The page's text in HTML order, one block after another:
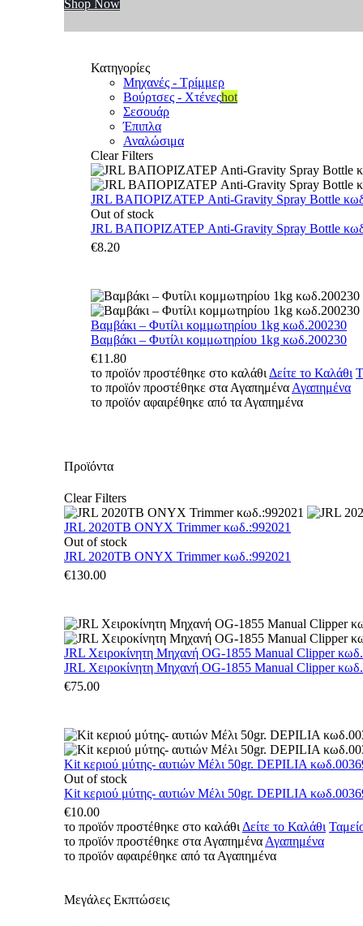
Shop Now
Κατηγορίες
Μηχανές - Τρίμμερ
Βούρτσες - Χτένεςhot
Σεσουάρ
Έπιπλα
Αναλώσιμα
Clear Filters
JRL ΒΑΠΟΡΙΖΑΤΕΡ Anti-Gravity Spray Bottle
Out of stock
JRL ΒΑΠΟΡΙΖΑΤΕΡ Anti-Gravity Spray Bottle
€8.20
Βαμβάκι – Φυτίλι κομμωτηρίου 1kg κωδ.200230
Βαμβάκι – Φυτίλι κομμωτηρίου 1kg κωδ.200230
€11.80
το προϊόν προστέθηκε στο καλάθι Δείτε το Καλάθι
το προϊόν προστέθηκε στα Αγαπημένα Αγαπημένα
το προϊόν αφαιρέθηκε από τα Αγαπημένα
Προϊόντα
Clear Filters
JRL 2020TB ONYX Trimmer κωδ.:992021
Out of stock
JRL 2020TB ONYX Trimmer κωδ.:992021
€130.00
JRL Χειροκίνητη Μηχανή OG-1855 Manual Clipper
JRL Χειροκίνητη Μηχανή OG-1855 Manual Clipper
€75.00
Kit κεριού μύτης- αυτιών Μέλι 50gr. DEPILIA
Out of stock
Kit κεριού μύτης- αυτιών Μέλι 50gr. DEPILIA
€10.00
το προϊόν προστέθηκε στο καλάθι Δείτε το Καλάθι
το προϊόν προστέθηκε στα Αγαπημένα Αγαπημένα
το προϊόν αφαιρέθηκε από τα Αγαπημένα
Μεγάλες Εκπτώσεις